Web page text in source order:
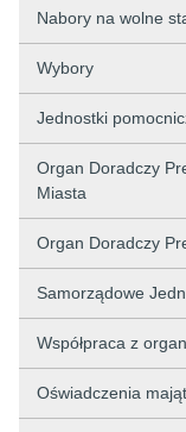
Nabory na wolne
Wybory
Jednostki
Organ Doradczy
Miasta
Organ Doradczy
Samorządowe
Współpraca z
Oświadczenia